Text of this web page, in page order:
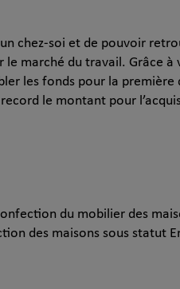
chez-soi et de pouvoir
marché du travail. Grâce
les fonds pour la
le montant pour
du mobilier des
des maisons sous statut